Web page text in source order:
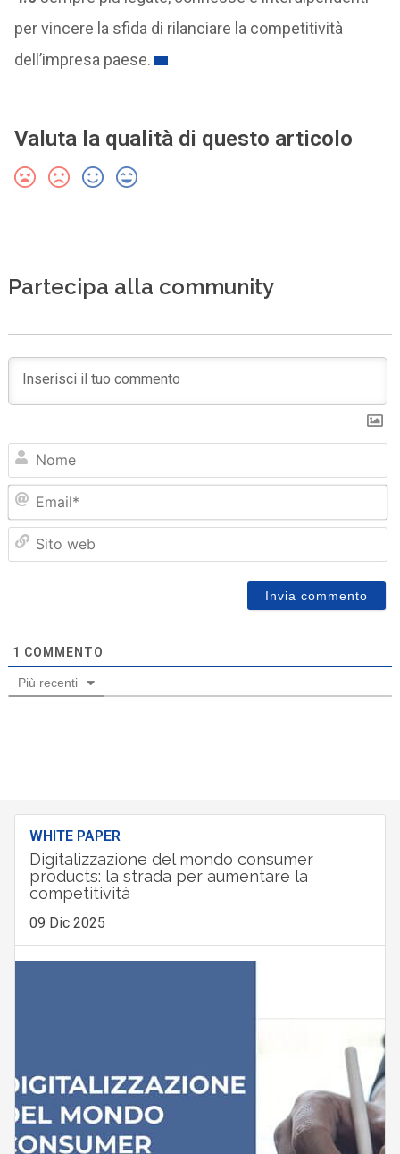
per vincere la sfida di rilanciare la competitività
dell’impresa paese.
Valuta la qualità di questo articolo
Partecipa alla community
1 COMMENTO
Più recenti
WHITE PAPER
Digitalizzazione del mondo consumer
products: la strada per aumentare la
competitività
09 Dic 2025